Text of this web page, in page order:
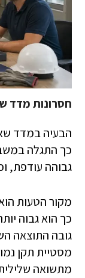
חסרונות מדד
הבעיה במדד
גבוהה עודפת,
מקור הטעות
כך הוא גבוה
גובה התוצאה
מסטיית תקן
מתשואה